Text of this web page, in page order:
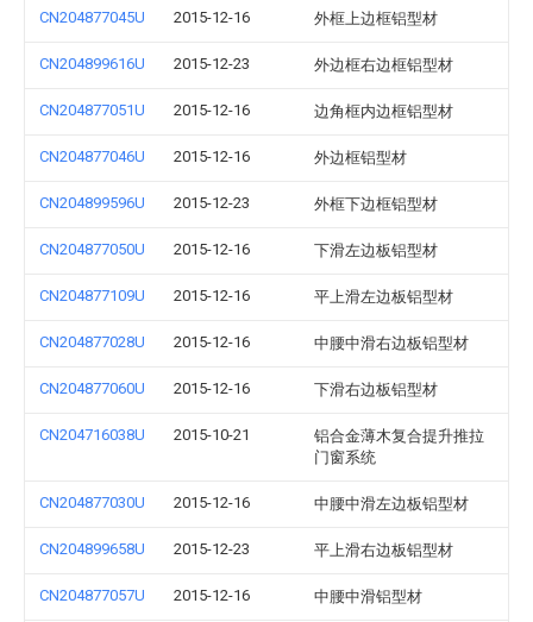
CN204877045U 2015-12-16 外框上边框铝型材
CN204899616U 2015-12-23 外边框右边框铝型材
CN204877051U 2015-12-16 边角框内边框铝型材
CN204877046U 2015-12-16 外边框铝型材
CN204899596U 2015-12-23 外框下边框铝型材
CN204877050U 2015-12-16 下滑左边板铝型材
CN204877109U 2015-12-16 平上滑左边板铝型材
CN204877028U 2015-12-16 中腰中滑右边板铝型材
CN204877060U 2015-12-16 下滑右边板铝型材
CN204716038U 2015-10-21
铝合金薄木复合提升推拉
门窗系统
CN204877030U 2015-12-16 中腰中滑左边板铝型材
CN204899658U 2015-12-23 平上滑右边板铝型材
CN204877057U 2015-12-16 中腰中滑铝型材